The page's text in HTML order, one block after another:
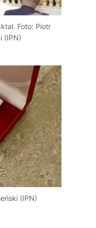
Foto: Piotr
(IPN)
(IPN)